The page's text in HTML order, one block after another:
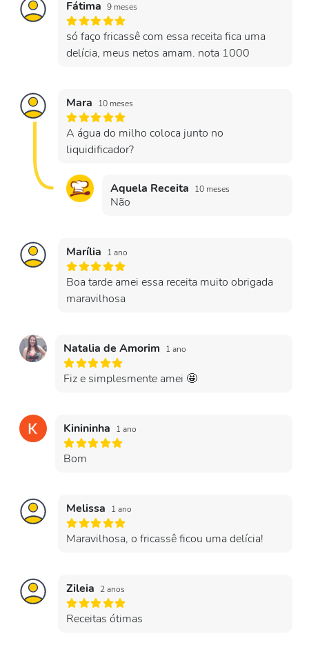
Fátima 9 meses
só faço fricassê com essa receita fica uma
delícia, meus netos amam. nota 1000
Mara 10 meses
A água do milho coloca junto no
liquidificador?
Aquela Receita 10 meses
Não
Marília 1 ano
Boa tarde amei essa receita muito obrigada
maravilhosa
Natalia de Amorim 1 ano
Fiz e simplesmente amei 🤩
Kinininha 1 ano
Bom
Melissa 1 ano
Maravilhosa, o fricassê ficou uma delícia!
Zileia 2 anos
Receitas ótimas